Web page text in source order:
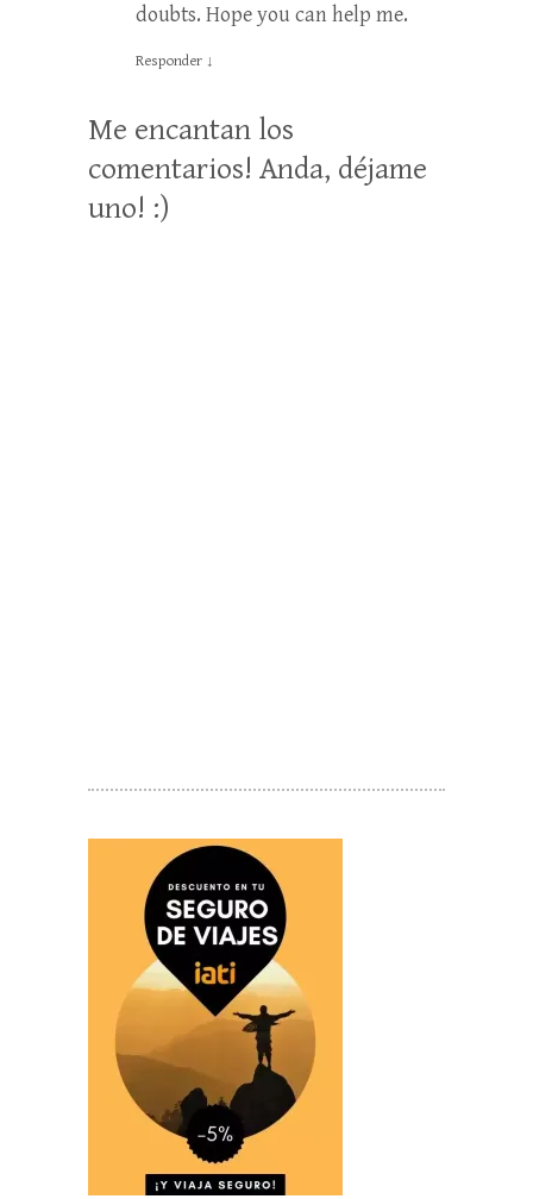
doubts. Hope you can help me.
Responder ↓
Me encantan los
comentarios! Anda, déjame
uno! :)